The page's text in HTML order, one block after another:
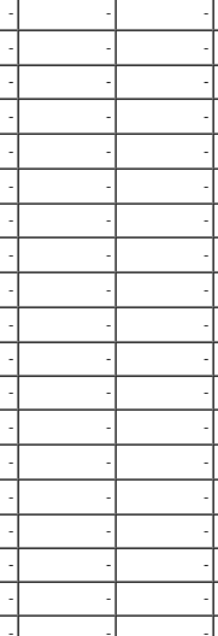
- - -
- - -
- - -
- - -
- - -
- - -
- - -
- - -
- - -
- - -
- - -
- - -
- - -
- - -
- - -
- - -
- - -
- - -